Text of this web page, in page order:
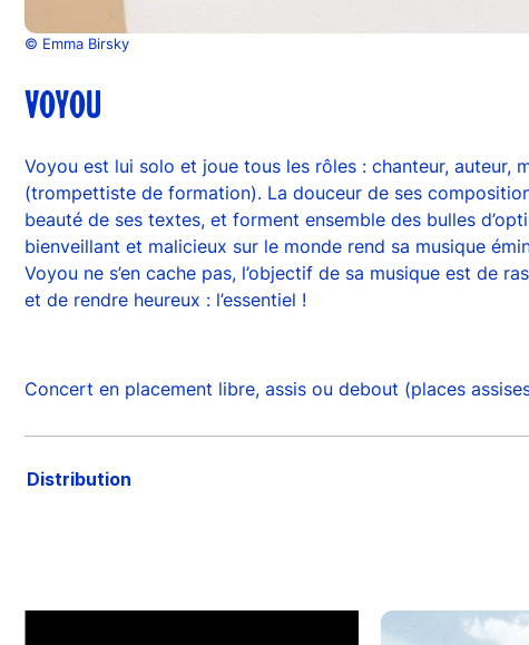
© Emma Birsky
VOYOU
Voyou est lui solo et joue tous les rôles : chanteur, auteur,
(trompettiste de formation). La douceur de ses
beauté de ses textes, et forment ensemble des bulles
bienveillant et malicieux sur le monde rend sa musique
Voyou ne s’en cache pas, l’objectif de sa musique est de
et de rendre heureux : l’essentiel !
Concert en placement libre, assis ou debout (places
Distribution